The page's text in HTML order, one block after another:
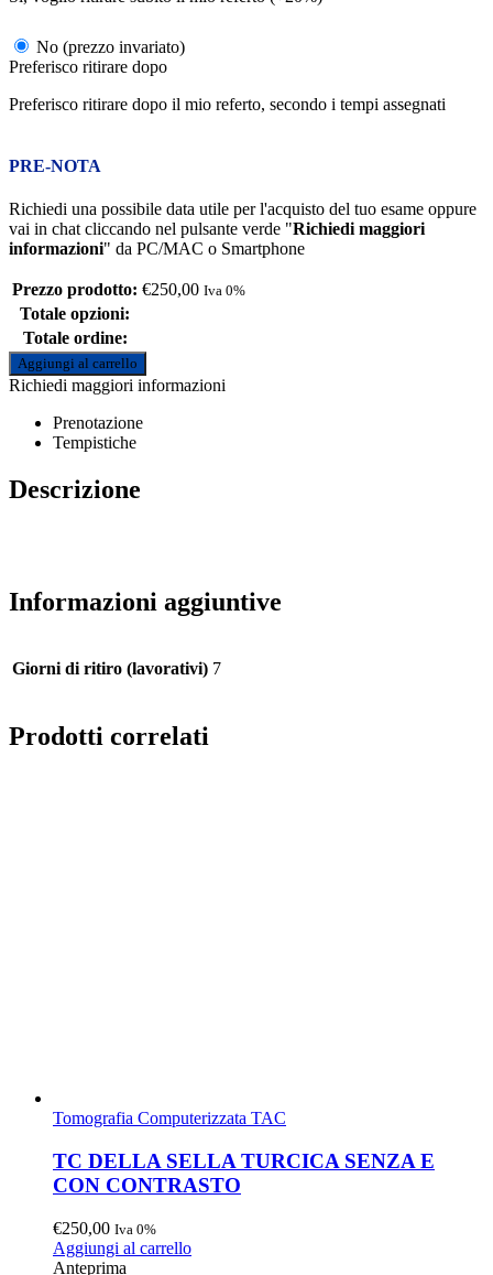
No (prezzo invariato)
Preferisco ritirare dopo
Preferisco ritirare dopo il mio referto, secondo i tempi assegnati
PRE-NOTA
Richiedi una possibile data utile per l'acquisto del tuo esame oppure
vai in chat cliccando nel pulsante verde "Richiedi maggiori
informazioni" da PC/MAC o Smartphone
Prezzo prodotto: €250,00 Iva 0%
Totale opzioni:
Totale ordine:
Aggiungi al carrello
Richiedi maggiori informazioni
Prenotazione
Tempistiche
Descrizione
Informazioni aggiuntive
Giorni di ritiro (lavorativi) 7
Prodotti correlati
Tomografia Computerizzata TAC
TC DELLA SELLA TURCICA SENZA E
CON CONTRASTO
€250,00 Iva 0%
Aggiungi al carrello
Anteprima